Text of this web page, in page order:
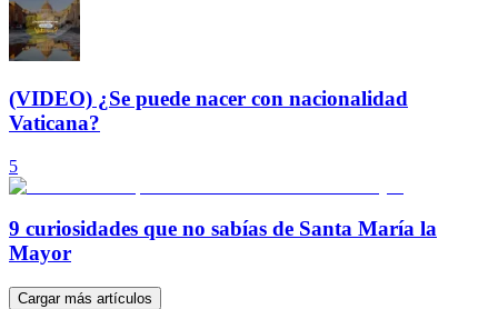
(VIDEO) ¿Se puede nacer con nacionalidad
Vaticana?
5
9 curiosidades que no sabías de Santa María la
Mayor
Cargar más artículos